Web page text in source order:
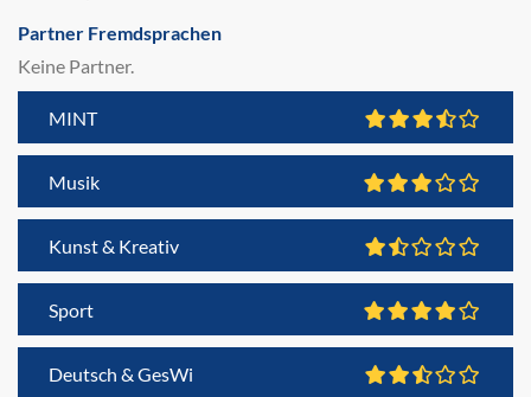
Partner Fremdsprachen
Keine Partner.
MINT
Musik
Kunst & Kreativ
Sport
Deutsch & GesWi